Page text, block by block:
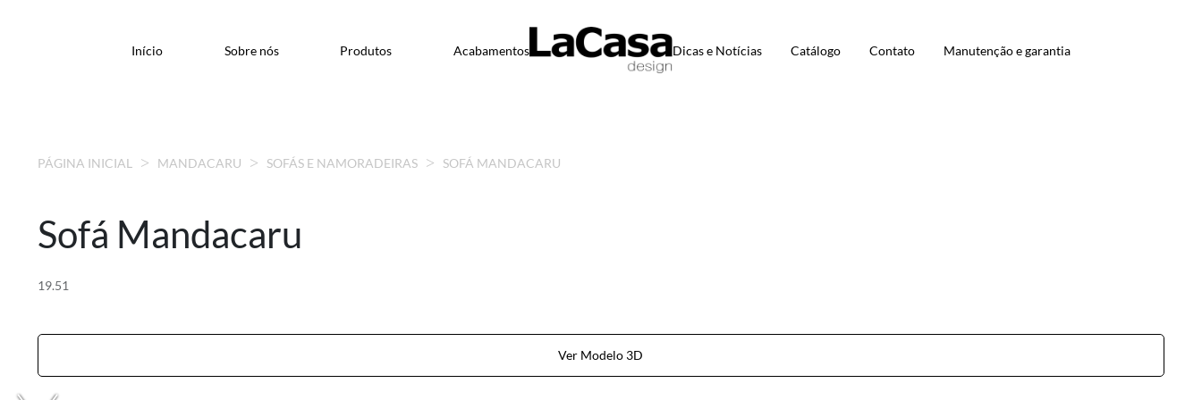
Início Sobre nós Produtos Acabamentos Dicas e Notícias Catálogo Contato Manutenção e garantia
PÁGINA INICIAL MANDACARU SOFÁS E NAMORADEIRAS SOFÁ MANDACARU
Sofá Mandacaru
19.51
Ver Modelo 3D